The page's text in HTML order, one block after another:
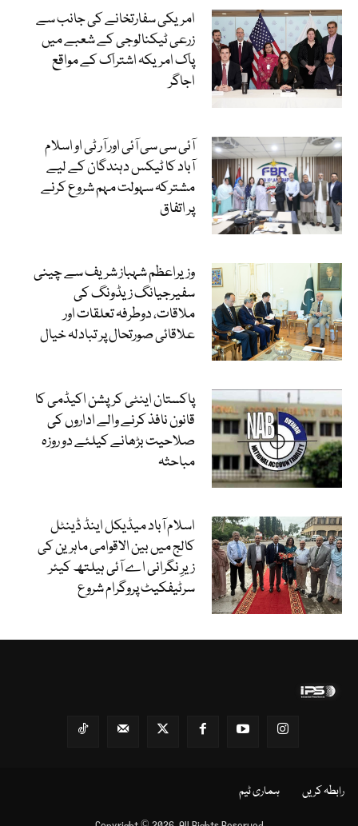
امریکی سفارتخانے کی جانب سے
زرعی ٹیکنالوجی کے شعبے میں
پاک امریکہ اشتراک کے مواقع
اجاگر
آئی سی سی آئی اور آر ٹی او اسلام
آباد کا ٹیکس دہندگان کے لیے
مشترکہ سہولت مہم شروع کرنے
پر اتفاق
وزیراعظم شہباز شریف سے چینی
سفیرجیانگ زیڈونگ کی
ملاقات، دوطرفہ تعلقات اور
علاقائی صورتحال پر تبادلہ خیال
پاکستان اینٹی کرپشن اکیڈمی کا
قانون نافذ کرنے والے اداروں کی
صلاحیت بڑھانے کیلئے دو روزہ
مباحثہ
اسلام آباد میڈیکل اینڈ ڈینٹل
کالج میں بین الاقوامی ماہرین کی
زیرِ نگرانی اے آئی ہیلتھ کیئر
سرٹیفکیٹ پروگرام شروع
رابطہ کریں ہماری ٹیم